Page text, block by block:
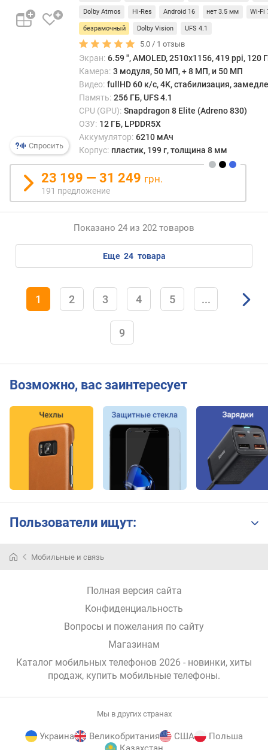
p
o
с
т
W
i
l
d
L
(
x
)
p
o
n
к
о
и
е
к
в
Спросить
Dolby Atmos Hi-Res Android 16 нет 3.5 мм Wi-Fi
безрамочный Dolby Vision UFS 4.1
5.0 / 1 отзыв
Экран: 6.59 ", AMOLED, 2510x1156, 419 ppi, 120
Камера: 3 модуля, 50 МП, + 8 МП, и 50 МП
Видео: fullHD 60 к/с, 4K, стабилизация,
Память: 256 ГБ, UFS 4.1
CPU (GPU): Snapdragon 8 Elite (Adreno 830)
ОЗУ: 12 ГБ, LPDDR5X
Аккумулятор: 6210 мАч
Корпус: пластик, 199 г, толщина 8 мм
23 199 — 31 249 грн.
191 предложение
Показано 24 из 202 товаров
еще 24 товара
1 2 3 4 5 ...
9
Возможно, вас заинтересует
Пользователи ищут:
Мобильные и связь
Полная версия сайта
Конфиденциальность
Вопросы и пожелания по сайту
Магазинам
Каталог мобильных телефонов 2026 - новинки, хиты
продаж, купить мобильные телефоны.
Мы в других странах
Украина Великобритания США
Польша